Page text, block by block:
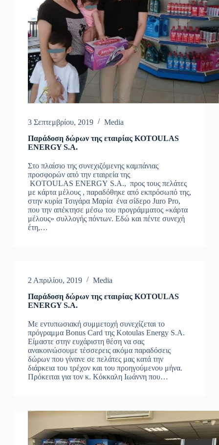
3 Σεπτεμβρίου, 2019
Media
Παράδοση δώρων της εταιρίας KOTOULAS
ENERGY S.A.
Στο πλαίσιο της συνεχιζόμενης καμπάνιας
προσφορών από την εταιρεία της
KOTOULAS ENERGY S.A., προς τους πελάτες
με κάρτα μέλους , παραδόθηκε από εκπρόσωπό της,
στην κυρία Τσιγάρα Μαρία ένα σίδερο Juro Pro,
που την απέκτησε μέσω του προγράμματος «κάρτα
μέλους» συλλογής πόντων. Εδώ και πέντε συνεχή
έτη,…
2 Απριλίου, 2019
Media
Παράδοση δώρων της εταιρίας KOTOULAS
ENERGY S.A.
Με εντυπωσιακή συμμετοχή συνεχίζεται το
πρόγραμμα Bonus Card της Kotoulas Energy S.A.
Είμαστε στην ευχάριστη θέση να σας
ανακοινώσουμε τέσσερεις ακόμα παραδόσεις
δώρων που γίνανε σε πελάτες μας κατά την
διάρκεια του τρέχον και του προηγούμενου μήνα.
Πρόκειται για τον κ. Κόκκαλη Ιωάννη που…